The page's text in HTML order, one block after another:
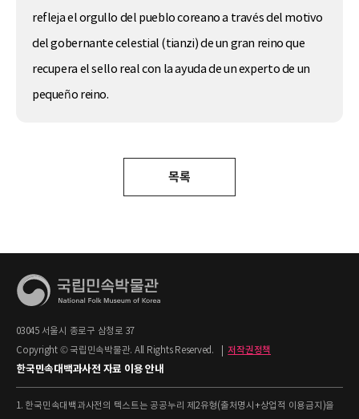
refleja el orgullo del pueblo coreano a través del motivo
del gobernante celestial (tianzi) de un gran reino que
recupera el sello real con la ayuda de un experto de un
pequeño reino.
목록
03045 서울시 종로구 삼청로 37
Copyright © 국립민속박물관. All Rights Reserved.
저작권정책
한국민속대백과사전 자료 이용 안내
1. 한국민속대백과사전의 텍스트는 공공누리 제2유형(출처명시+상업적 이용금지)을